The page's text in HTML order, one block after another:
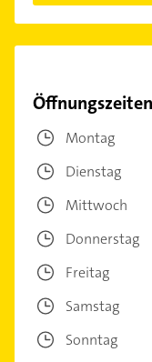
Öffnungszeiten
Montag
Dienstag
Mittwoch
Donnerstag
Freitag
Samstag
Sonntag